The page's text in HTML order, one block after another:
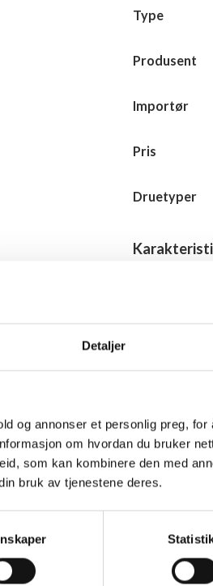
Detaljer
og annonser et personlig preg,
om hvordan du bruker
som kan kombinere den med
bruk av tjenestene deres.
Type
Produsent
Importør
Pris
Druetyper
moden
Til
Bruk av